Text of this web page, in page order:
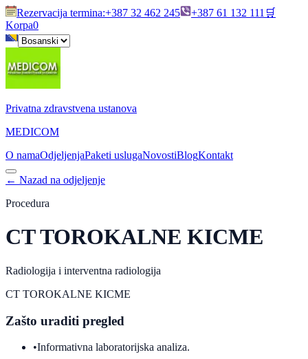
Rezervacija termina:+387 32 462 245 +387 61 132 111 🛒
Korpa0
Privatna zdravstvena ustanova
MEDICOM
O namaOdjeljenjaPaketi uslugaNovostiBlogKontakt
← Nazad na odjeljenje
Procedura
CT TOROKALNE KICME
Radiologija i interventna radiologija
CT TOROKALNE KICME
Zašto uraditi pregled
•Informativna laboratorijska analiza.